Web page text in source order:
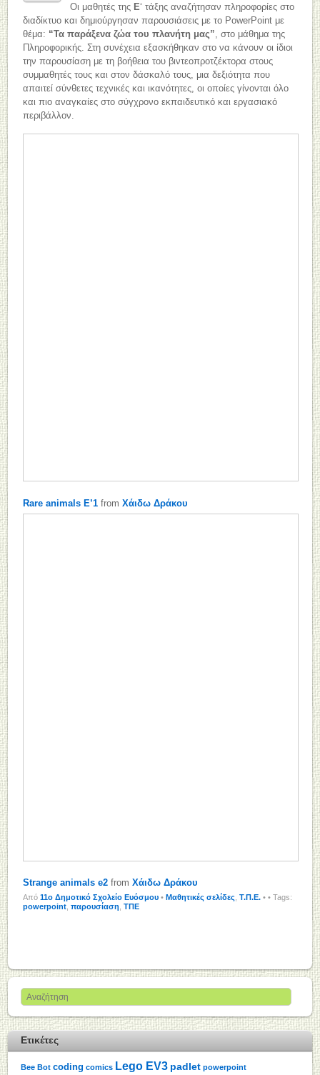
Οι μαθητές της Ε‘ τάξης αναζήτησαν πληροφορίες στο
διαδίκτυο και δημιούργησαν παρουσιάσεις με το PowerPoint με
θέμα: “Τα παράξενα ζώα του πλανήτη μας”, στο μάθημα της
Πληροφορικής. Στη συνέχεια εξασκήθηκαν στο να κάνουν οι ίδιοι
την παρουσίαση με τη βοήθεια του βιντεοπροτζέκτορα στους
συμμαθητές τους και στον δάσκαλό τους, μια δεξιότητα που
απαιτεί σύνθετες τεχνικές και ικανότητες, οι οποίες γίνονται όλο
και πιο αναγκαίες στο σύγχρονο εκπαιδευτικό και εργασιακό
περιβάλλον.
Rare animals E’1 fromΧάιδω Δράκου
Strange animals e2 fromΧάιδω Δράκου
Από11o Δημοτικό Σχολείο Ευόσμου • Μαθητικές σελίδες ,Τ.Π.Ε. • • Tags:
powerpoint ,παρουσίαση ,ΤΠΕ
Ετικέτες
Bee Bot coding comics Lego EV3 padlet powerpoint